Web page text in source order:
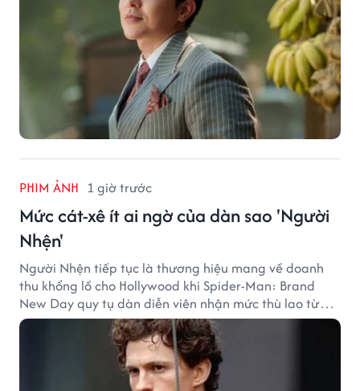
PHIM ẢNH 1 giờ trước
Mức cát-xê ít ai ngờ của dàn sao 'Người
Nhện'
Người Nhện tiếp tục là thương hiệu mang về doanh
thu khổng lồ cho Hollywood khi Spider-Man: Brand
New Day quy tụ dàn diễn viên nhận mức thù lao từ
hàng chục đến hàng trăm tỷ đồng. Thành công phòng
vé của bộ phim cũng giúp nhiều ngôi sao sở hữu khoản
thu nhập đáng mơ ước.